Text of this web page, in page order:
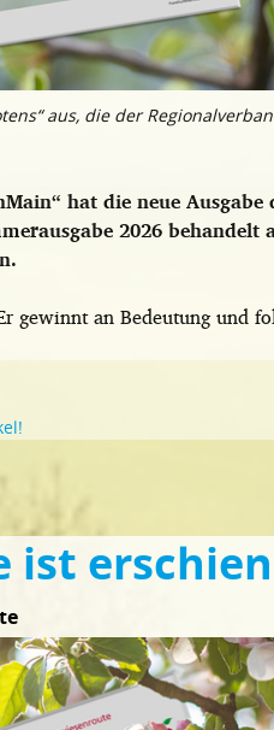
aus, die der
hat die neue Ausgabe
2026
gewinnt an Bedeutung und
ist